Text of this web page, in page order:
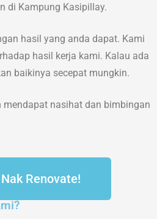
di Kampung Kasipillay.
hasil yang anda dapat. Kami
hasil kerja kami. Kalau ada
baikinya secepat mungkin.
mendapat nasihat dan bimbingan
Renovate!